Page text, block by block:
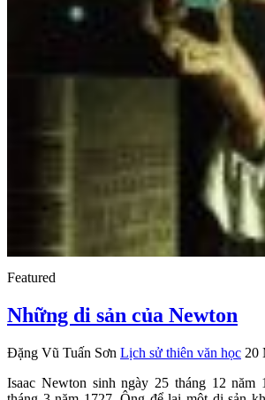
Featured
Những di sản của Newton
Đặng Vũ Tuấn Sơn Lịch sử thiên văn học 20
Isaac Newton sinh ngày 25 tháng 12 năm